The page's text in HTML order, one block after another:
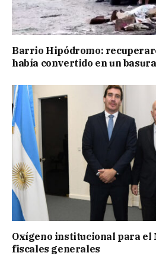
Barrio Hipódromo:
había convertido en un
Oxígeno institucional para el
fiscales generales